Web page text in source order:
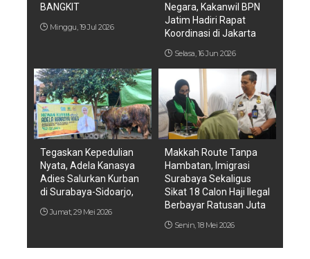
BANGKIT
Minggu, 19 Jul 2026
Negara, Kakanwil BPN
Jatim Hadiri Rapat
Koordinasi di Jakarta
Selasa, 16 Jun 2026
Tegaskan Kepedulian
Nyata, Adela Kanasya
Adies Salurkan Kurban
di Surabaya-Sidoarjo,
Jumat, 29 Mei 2026
Makkah Route Tanpa
Hambatan, Imigrasi
Surabaya Sekaligus
Sikat 18 Calon Haji Ilegal
Berbayar Ratusan Juta
Senin, 18 Mei 2026